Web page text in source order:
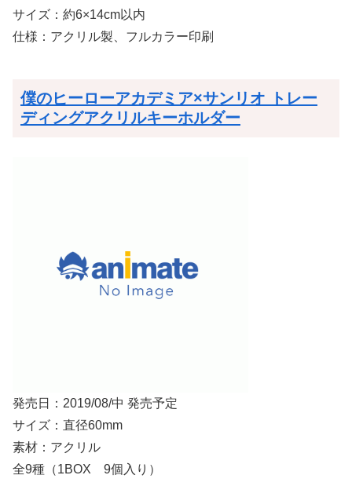
サイズ：約6×14cm以内
仕様：アクリル製、フルカラー印刷
僕のヒーローアカデミア×サンリオ トレー
ディングアクリルキーホルダー
発売日：2019/08/中 発売予定
サイズ：直径60mm
素材：アクリル
全9種（1BOX 9個入り）